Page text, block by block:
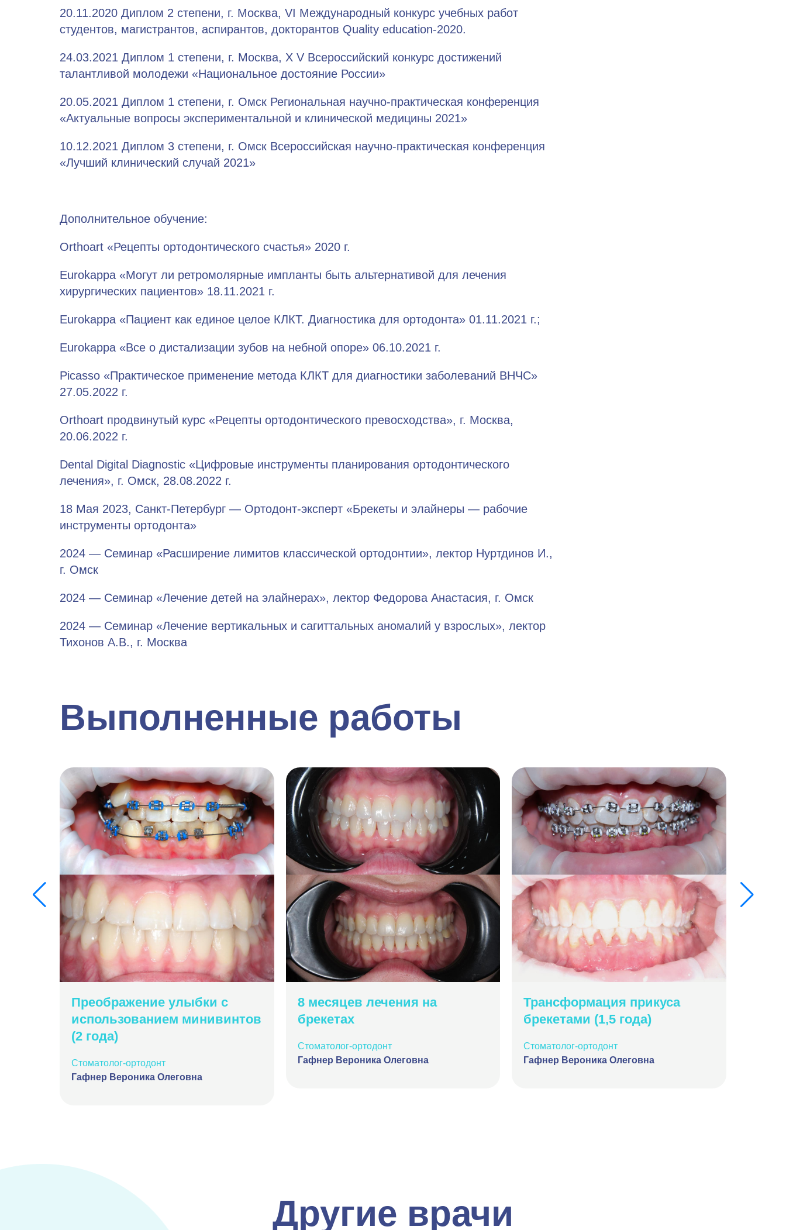
20.11.2020 Диплом 2 степени, г. Москва, VI Международный конкурс учебных работ
студентов, магистрантов, аспирантов, докторантов Quality education-2020.
24.03.2021 Диплом 1 степени, г. Москва, X V Всероссийский конкурс достижений
талантливой молодежи «Национальное достояние России»
20.05.2021 Диплом 1 степени, г. Омск Региональная научно-практическая конференция
«Актуальные вопросы экспериментальной и клинической медицины 2021»
10.12.2021 Диплом 3 степени, г. Омск Всероссийская научно-практическая конференция
«Лучший клинический случай 2021»
Дополнительное обучение:
Orthoart «Рецепты ортодонтического счастья» 2020 г.
Eurokappa «Могут ли ретромолярные импланты быть альтернативой для лечения
хирургических пациентов» 18.11.2021 г.
Eurokappa «Пациент как единое целое КЛКТ. Диагностика для ортодонта» 01.11.2021 г.;
Eurokappa «Все о дистализации зубов на небной опоре» 06.10.2021 г.
Picasso «Практическое применение метода КЛКТ для диагностики заболеваний ВНЧС»
27.05.2022 г.
Orthoart продвинутый курс «Рецепты ортодонтического превосходства», г. Москва,
20.06.2022 г.
Dental Digital Diagnostic «Цифровые инструменты планирования ортодонтического
лечения», г. Омск, 28.08.2022 г.
18 Мая 2023, Санкт-Петербург — Ортодонт-эксперт «Брекеты и элайнеры — рабочие
инструменты ортодонта»
2024 — Семинар «Расширение лимитов классической ортодонтии», лектор Нуртдинов И.,
г. Омск
2024 — Семинар «Лечение детей на элайнерах», лектор Федорова Анастасия, г. Омск
2024 — Семинар «Лечение вертикальных и сагиттальных аномалий у взрослых», лектор
Тихонов А.В., г. Москва
Выполненные работы
Преображение улыбки с
использованием минивинтов
(2 года)
Стоматолог-ортодонт
Гафнер Вероника Олеговна
8 месяцев лечения на
брекетах
Стоматолог-ортодонт
Гафнер Вероника Олеговна
Трансформация прикуса
брекетами (1,5 года)
Стоматолог-ортодонт
Гафнер Вероника Олеговна
Другие врачи